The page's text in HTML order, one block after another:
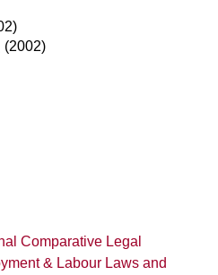
(2002)
Comparative Legal
& Labour Laws and